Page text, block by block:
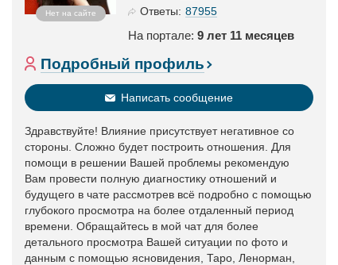
Нет на сайте
Ответы: 87955
На портале: 9 лет 11 месяцев
Подробный профиль
Написать сообщение
Здравствуйте! Влияние присутствует негативное со
стороны. Сложно будет построить отношения. Для
помощи в решении Вашей проблемы рекомендую
Вам провести полную диагностику отношений и
будущего в чате рассмотрев всё подробно с помощью
глубокого просмотра на более отдаленный период
времени. Обращайтесь в мой чат для более
детального просмотра Вашей ситуации по фото и
данным с помощью ясновидения, Таро, Ленорман,